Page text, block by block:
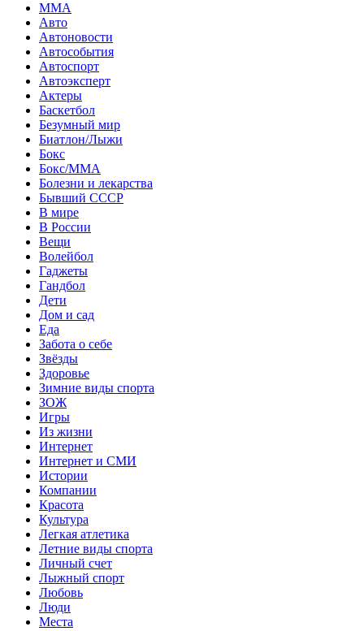
MMA
Авто
Автоновости
Автособытия
Автоспорт
Автоэксперт
Актеры
Баскетбол
Безумный мир
Биатлон/Лыжи
Бокс
Бокс/MMA
Болезни и лекарства
Бывший СССР
В мире
В России
Вещи
Волейбол
Гаджеты
Гандбол
Дети
Дом и сад
Еда
Забота о себе
Звёзды
Здоровье
Зимние виды спорта
ЗОЖ
Игры
Из жизни
Интернет
Интернет и СМИ
Истории
Компании
Красота
Культура
Легкая атлетика
Летние виды спорта
Личный счет
Лыжный спорт
Любовь
Люди
Места